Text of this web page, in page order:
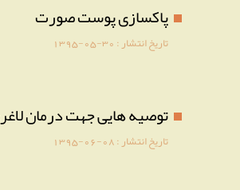
پاکسازی پوست صورت
تاریخ انتشار :1395-05-30
توصیه هایی جهت درمان
تاریخ انتشار :1395-06-08